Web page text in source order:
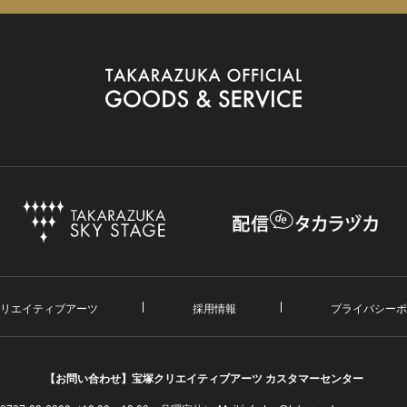
エイティブアーツ 採用情報 プライバシー
【お問い合わせ】 宝塚クリエイティブアーツ カスタマーセンター